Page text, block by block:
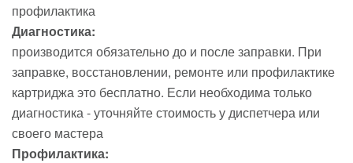
профилактика
Диагностика:
производится обязательно до и после заправки. При
заправке, восстановлении, ремонте или профилактике
картриджа это бесплатно. Если необходима только
диагностика - уточняйте стоимость у диспетчера или
своего мастера
Профилактика: